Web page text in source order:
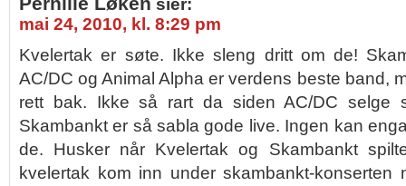
sier:
mai 24, 2010, kl. 8:29 pm
Kvelertak er søte. Ikke sleng dritt om de!
AC/DC og Animal Alpha er verdens beste band,
rett bak. Ikke så rart da siden AC/DC selge
Skambankt er så sabla gode live. Ingen kan
de. Husker når Kvelertak og Skambankt
kvelertak kom inn under skambankt-konserten